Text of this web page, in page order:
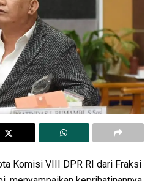
Komisi VIII DPR RI dari Fraksi